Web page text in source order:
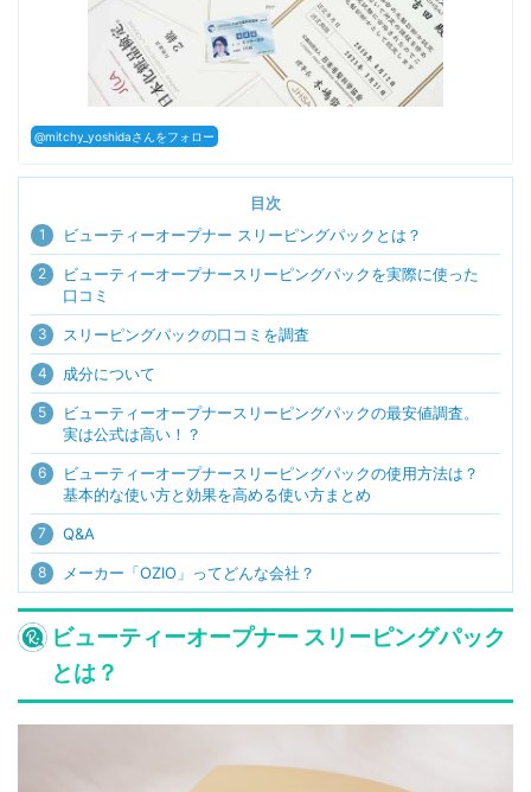
@mitchy_yoshidaさんをフォロー
目次
1 ビューティーオープナー スリーピングパックとは？
2
ビューティーオープナースリーピングパックを実際に使った
口コミ
3 スリーピングパックの口コミを調査
4 成分について
5
ビューティーオープナースリーピングパックの最安値調査。
実は公式は高い！？
6
ビューティーオープナースリーピングパックの使用方法は？
基本的な使い方と効果を高める使い方まとめ
7 Q&A
8 メーカー「OZIO」ってどんな会社？
ビューティーオープナー スリーピングパック
とは？